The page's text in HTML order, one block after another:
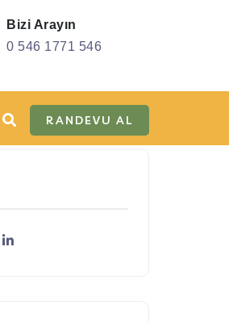
Bizi Arayın
0 546 1771 546
RANDEVU AL